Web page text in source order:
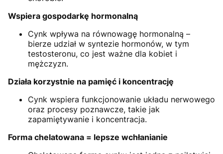
Wspiera gospodarkę hormonalną
Cynk wpływa na równowagę hormonalną –
bierze udział w syntezie hormonów, w tym
testosteronu, co jest ważne dla kobiet i
mężczyzn.
Działa korzystnie na pamięć i koncentrację
Cynk wspiera funkcjonowanie układu nerwowego
oraz procesy poznawcze, takie jak
zapamiętywanie i koncentracja.
Forma chelatowana = lepsze wchłanianie